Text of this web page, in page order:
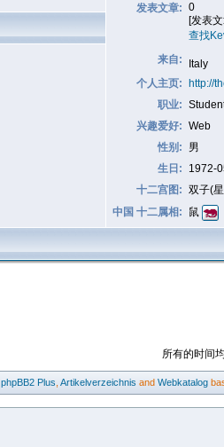
发表文章: 0
[发表
查找
来自:
Italy
个人主页:
http://
职业:
兴趣爱好: Web
性别:
男
生日:
1972-
十二宫图: 双子(
中国 十二属相:
鼠
所有的时间
phpBB2 Plus Artikelverzeichnis and Webkatalog